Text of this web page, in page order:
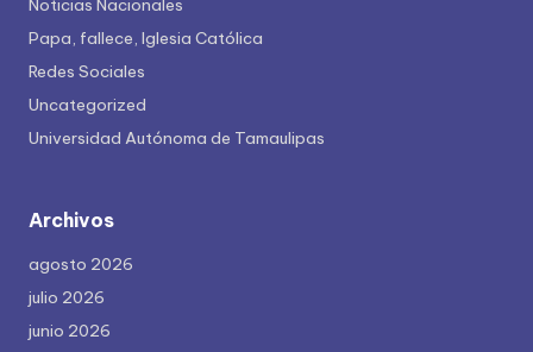
Noticias Nacionales
Papa, fallece, Iglesia Católica
Redes Sociales
Uncategorized
Universidad Autónoma de Tamaulipas
Archivos
agosto 2026
julio 2026
junio 2026